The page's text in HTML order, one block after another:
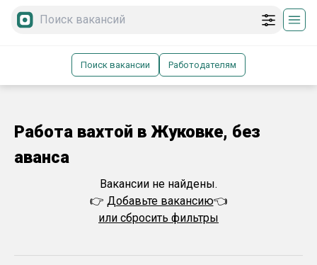
Поиск вакансии Работодателям
Работа вахтой в Жуковке, без
аванса
Вакансии не найдены.
👉 Добавьте вакансию👈
или сбросить фильтры